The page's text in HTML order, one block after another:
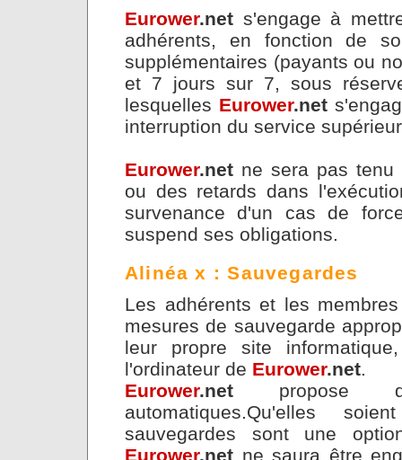
Eurower.net s'engage à
adhérents, en fonction de
supplémentaires (payants ou
et 7 jours sur 7, sous
lesquelles Eurower.net
interruption du service
Eurower.net ne sera pas tenu
ou des retards dans
survenance d'un cas de
suspend ses obligations.
Alinéa x : Sauvegardes
Les adhérents et les
mesures de sauvegarde
leur propre site
l'ordinateur de Eurower.net.
Eurower.net propose
automatiques.Qu'elles
sauvegardes sont une
Eurower.net ne saura être